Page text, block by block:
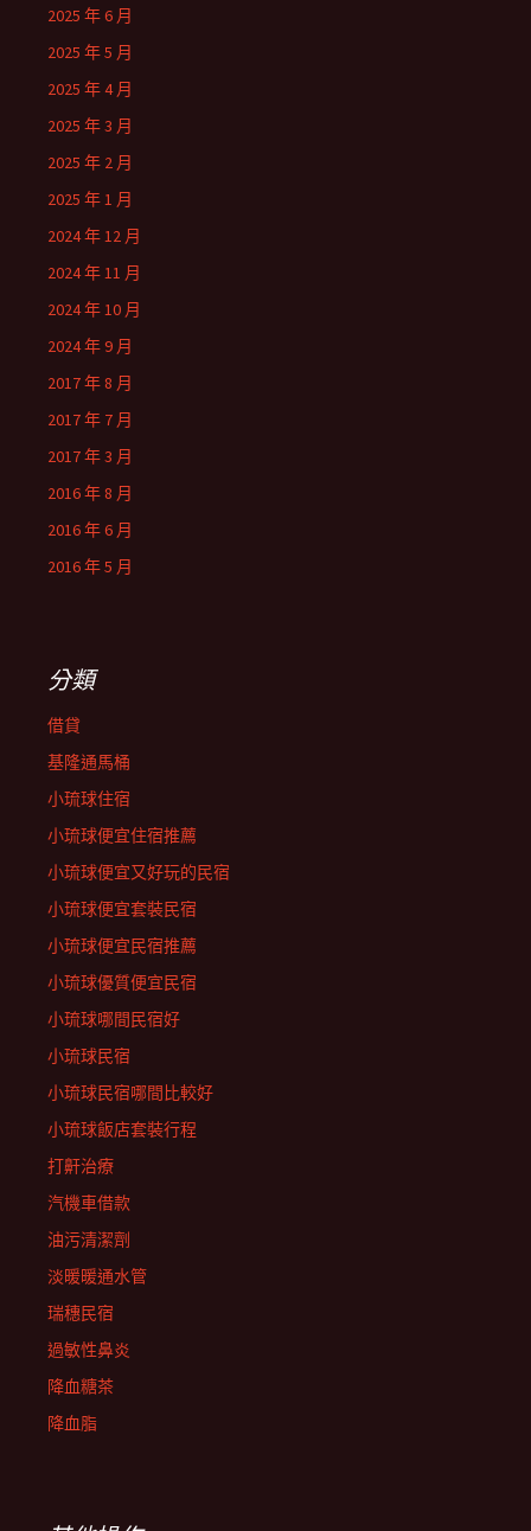
2025 年 6 月
2025 年 5 月
2025 年 4 月
2025 年 3 月
2025 年 2 月
2025 年 1 月
2024 年 12 月
2024 年 11 月
2024 年 10 月
2024 年 9 月
2017 年 8 月
2017 年 7 月
2017 年 3 月
2016 年 8 月
2016 年 6 月
2016 年 5 月
分類
借貸
基隆通馬桶
小琉球住宿
小琉球便宜住宿推薦
小琉球便宜又好玩的民宿
小琉球便宜套裝民宿
小琉球便宜民宿推薦
小琉球優質便宜民宿
小琉球哪間民宿好
小琉球民宿
小琉球民宿哪間比較好
小琉球飯店套裝行程
打鼾治療
汽機車借款
油污清潔劑
淡暖暖通水管
瑞穗民宿
過敏性鼻炎
降血糖茶
降血脂